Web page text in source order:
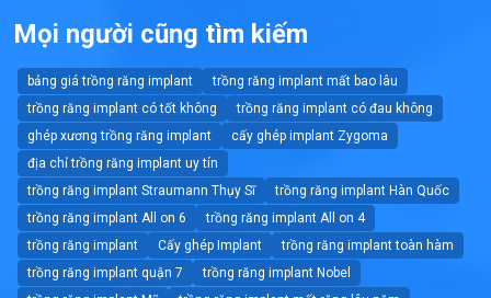
Mọi người cũng tìm kiếm
bảng giá trồng răng implant
trồng răng implant mất bao lâu
trồng răng implant có tốt không
trồng răng implant có đau không
ghép xương trồng răng implant
cấy ghép implant Zygoma
địa chỉ trồng răng implant uy tín
trồng răng implant Straumann Thụy Sĩ
trồng răng implant Hàn Quốc
trồng răng implant All on 6
trồng răng implant All on 4
trồng răng implant
Cấy ghép Implant
trồng răng implant toàn hàm
trồng răng implant quận 7
trồng răng implant Nobel